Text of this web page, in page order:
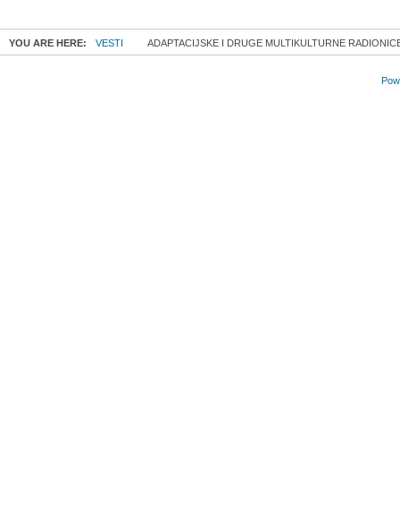
YOU ARE HERE: VESTI ADAPTACIJSKE I DRUGE MULTIKULTURNE